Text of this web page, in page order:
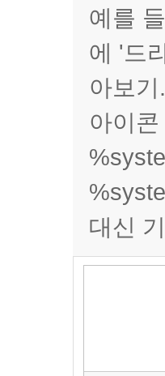
예를
에 '드
아보
아이
대신